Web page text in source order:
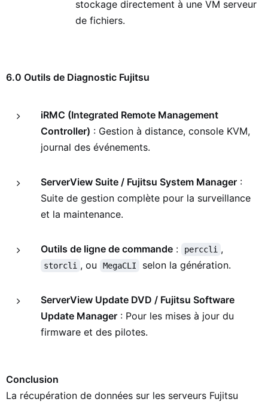
stockage directement à une VM serveur
de fichiers.
6.0 Outils de Diagnostic Fujitsu
iRMC (Integrated Remote Management
Controller) : Gestion à distance, console KVM,
journal des événements.
ServerView Suite / Fujitsu System Manager :
Suite de gestion complète pour la surveillance
et la maintenance.
Outils de ligne de commande : perccli ,
storcli , ou MegaCLI selon la génération.
ServerView Update DVD / Fujitsu Software
Update Manager : Pour les mises à jour du
firmware et des pilotes.
Conclusion
La récupération de données sur les serveurs Fujitsu